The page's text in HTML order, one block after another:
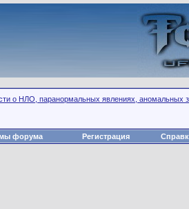
о НЛО, паранормальных явлениях, аномальных
форума Регистрация